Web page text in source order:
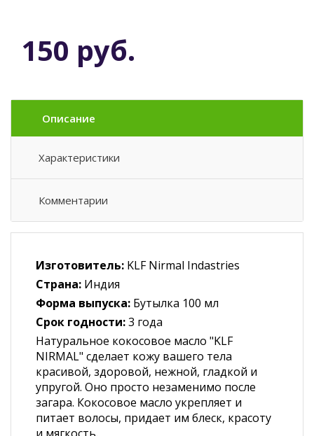
150 руб.
Описание
Характеристики
Комментарии
Изготовитель: KLF Nirmal Indastries
Страна: Индия
Форма выпуска: Бутылка 100 мл
Срок годности:3 года
Натуральное кокосовое масло "KLF
NIRMAL" сделает кожу вашего тела
красивой, здоровой, нежной, гладкой и
упругой. Оно просто незаменимо после
загара. Кокосовое масло укрепляет и
питает волосы, придает им блеск, красоту